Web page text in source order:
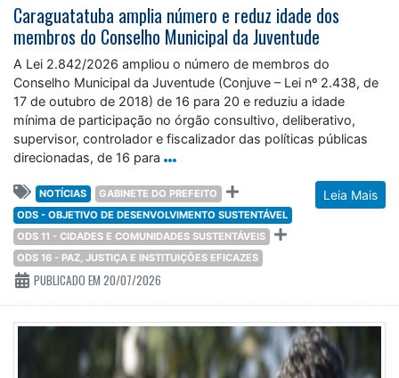
Caraguatatuba amplia número e reduz idade dos
membros do Conselho Municipal da Juventude
A Lei 2.842/2026 ampliou o número de membros do
Conselho Municipal da Juventude (Conjuve – Lei nº 2.438, de
17 de outubro de 2018) de 16 para 20 e reduziu a idade
mínima de participação no órgão consultivo, deliberativo,
supervisor, controlador e fiscalizador das políticas públicas
direcionadas, de 16 para
Leia Mais
NOTÍCIAS
GABINETE DO PREFEITO
ODS - OBJETIVO DE DESENVOLVIMENTO SUSTENTÁVEL
ODS 11 - CIDADES E COMUNIDADES SUSTENTÁVEIS
ODS 16 - PAZ, JUSTIÇA E INSTITUIÇÕES EFICAZES
PUBLICADO EM 20/07/2026